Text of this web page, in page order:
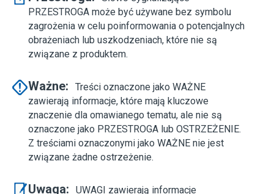
PRZESTROGA może być używane bez symbolu
zagrożenia w celu poinformowania o potencjalnych
obrażeniach lub uszkodzeniach, które nie są
związane z produktem.
Ważne:
Treści oznaczone jako WAŻNE
zawierają informacje, które mają kluczowe
znaczenie dla omawianego tematu, ale nie są
oznaczone jako PRZESTROGA lub OSTRZEŻENIE.
Z treściami oznaczonymi jako WAŻNE nie jest
związane żadne ostrzeżenie.
Uwaga:
UWAGI zawierają informacje